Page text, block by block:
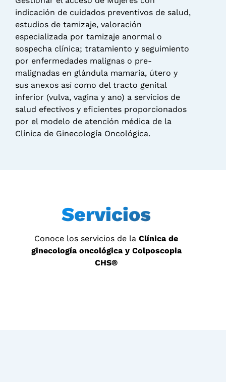
indicación de cuidados preventivos de salud,
estudios de tamizaje, valoración
especializada por tamizaje anormal o
sospecha clínica; tratamiento y seguimiento
por enfermedades malignas o pre-
malignadas en glándula mamaria, útero y
sus anexos así como del tracto genital
inferior (vulva, vagina y ano) a servicios de
salud efectivos y eficientes proporcionados
por el modelo de atención médica de la
Clínica de Ginecología Oncológica.
Servicios
Conoce los servicios de laClínica de
ginecología oncológica y Colposcopia
CHS®